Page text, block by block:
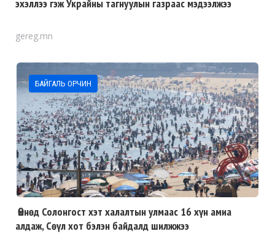
эхэллээ гэж Украйны тагнуулын газраас мэдээлжээ
gereg.mn
БАЙГАЛЬ ОРЧИН
Өмнөд Солонгост хэт халалтын улмаас 16 хүн амиа
алдаж, Сөүл хот бэлэн байдалд шилжжээ